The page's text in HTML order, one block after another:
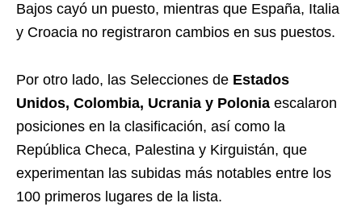
Bajos cayó un puesto, mientras que España, Italia
y Croacia no registraron cambios en sus puestos.
Por otro lado, las Selecciones de Estados
Unidos, Colombia, Ucrania y Polonia escalaron
posiciones en la clasificación, así como la
República Checa, Palestina y Kirguistán, que
experimentan las subidas más notables entre los
100 primeros lugares de la lista.